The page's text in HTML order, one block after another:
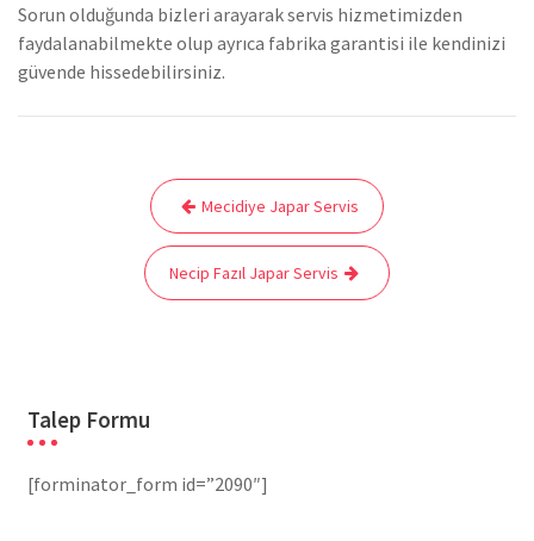
Sorun olduğunda bizleri arayarak servis hizmetimizden
faydalanabilmekte olup ayrıca fabrika garantisi ile kendinizi
güvende hissedebilirsiniz.
gezinmesi
Mecidiye Japar Servis
Necip Fazıl Japar Servis
Talep Formu
[forminator_form id=”2090″]